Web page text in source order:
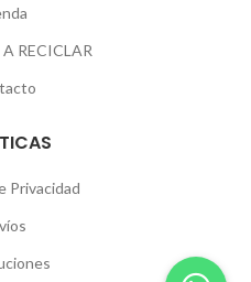
RECICLAR
Privacidad